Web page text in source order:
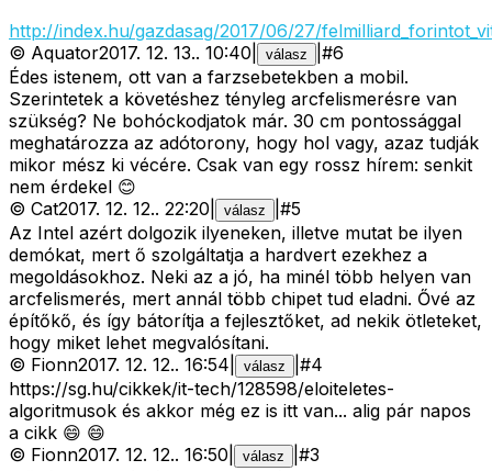
http://index.hu/gazdasag/2017/06/27/
© Aquator2017. 12. 13.. 10:40 válasz #6
Édes istenem, ott van a farzsebetekben a mobil.
Szerintetek a követéshez tényleg arcfelismerésre van
szükség? Ne bohóckodjatok már. 30 cm pontossággal
meghatározza az adótorony, hogy hol vagy, azaz tudják
mikor mész ki vécére. Csak van egy rossz hírem: senkit
nem érdekel 😊
© Cat2017. 12. 12.. 22:20 válasz #5
Az Intel azért dolgozik ilyeneken, illetve mutat be ilyen
demókat, mert ő szolgáltatja a hardvert ezekhez a
megoldásokhoz. Neki az a jó, ha minél több helyen van
arcfelismerés, mert annál több chipet tud eladni. Ővé az
építőkő, és így bátorítja a fejlesztőket, ad nekik ötleteket,
hogy miket lehet megvalósítani.
© Fionn2017. 12. 12.. 16:54 válasz #4
https://sg.hu/cikkek/it-tech/128598/eloiteletes-
algoritmusok és akkor még ez is itt van... alig pár napos
a cikk 😄 😄
© Fionn2017. 12. 12.. 16:50 válasz #3